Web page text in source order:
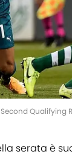
serata è